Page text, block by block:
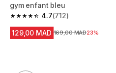
gym enfant bleu
4.7
4.7 out of 5 stars from 712
(712)
129,00 MAD Prix avant la réduction
169,00 MAD23%